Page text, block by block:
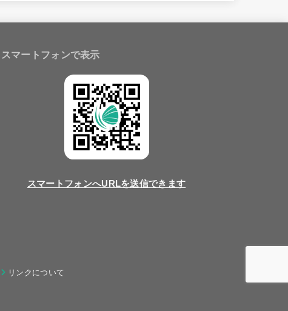
スマートフォンで表示
スマートフォンへURLを送信できます
リンクについて